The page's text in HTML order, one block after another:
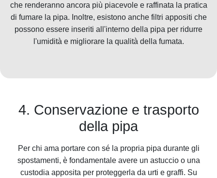
che renderanno ancora più piacevole e raffinata la pratica
di fumare la pipa. Inoltre, esistono anche filtri appositi che
possono essere inseriti all'interno della pipa per ridurre
l'umidità e migliorare la qualità della fumata.
4. Conservazione e trasporto
della pipa
Per chi ama portare con sé la propria pipa durante gli
spostamenti, è fondamentale avere un astuccio o una
custodia apposita per proteggerla da urti e graffi. Su